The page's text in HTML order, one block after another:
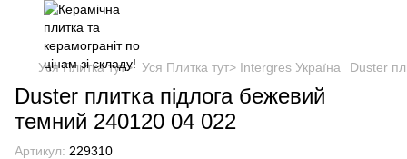
Уся Плитка тут> Уся Плитка тут> Intergres Україна Duster
Duster плитка підлога бежевий
темний 240120 04 022
Артикул: 229310